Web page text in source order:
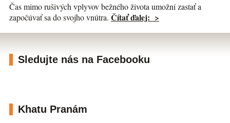
Čas mimo rušivých vplyvov bežného života umožní zastať a
započúvať sa do svojho vnútra. Čítať ďalej: >
Sledujte nás na Facebooku
Khatu Pranám